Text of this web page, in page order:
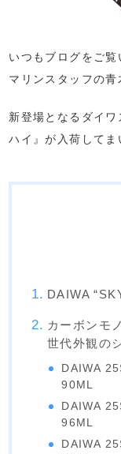
いつもブログをご
マリンスタッフの青
新登場となるダイ
ハイ』が入荷してま
DAIWA
カーボンモ
世代外観の
DAIWA
90ML
DAIWA
96ML
DAIWA